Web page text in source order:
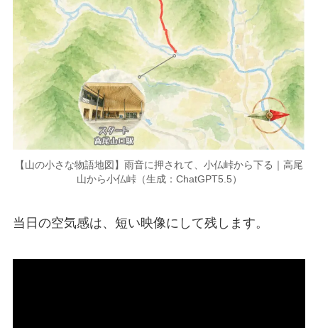
【山の小さな物語地図】雨音に押されて、小仏峠から下る｜高尾
山から小仏峠（生成：ChatGPT5.5）
当日の空気感は、短い映像にして残します。